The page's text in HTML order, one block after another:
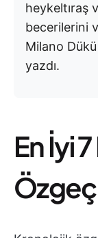
heykeltıraş
becerilerini
Milano
yazdı.
En İyi